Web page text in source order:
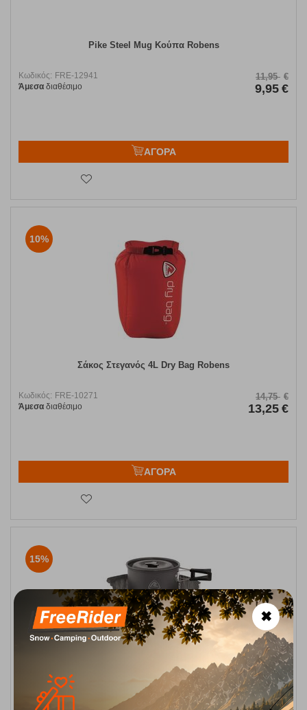
Pike Steel Mug Κούπα Robens
Κωδικός: FRE-12941
Άμεσα διαθέσιμο
11,95 €
9,95 €
ΑΓΟΡΑ
10%
Σάκος Στεγανός 4L Dry Bag Robens
Κωδικός: FRE-10271
Άμεσα διαθέσιμο
14,75 €
13,25 €
ΑΓΟΡΑ
15%
Ανεμοασπίδα Foil Windshield Tall Robens
✖